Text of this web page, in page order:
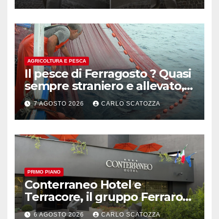
AGRICOLTURA E PESCA
Il pesce di Ferragosto ? Quasi
sempre straniero e allevato,
in sofferenza
7 AGOSTO 2026 CARLO SCATOZZA
PRIMO PIANO
Conterraneo Hotel e
Terracore, il gruppo Ferraro
amplia l’ ospitalità e il gusto
6 AGOSTO 2026 CARLO SCATOZZA